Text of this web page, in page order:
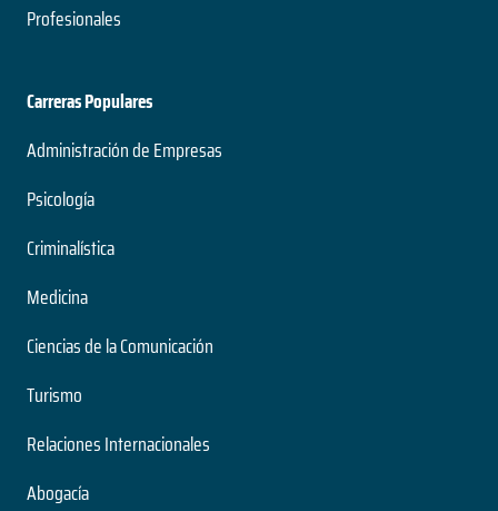
Profesionales
Carreras Populares
Administración de Empresas
Psicología
Criminalística
Medicina
Ciencias de la Comunicación
Turismo
Relaciones Internacionales
Abogacía